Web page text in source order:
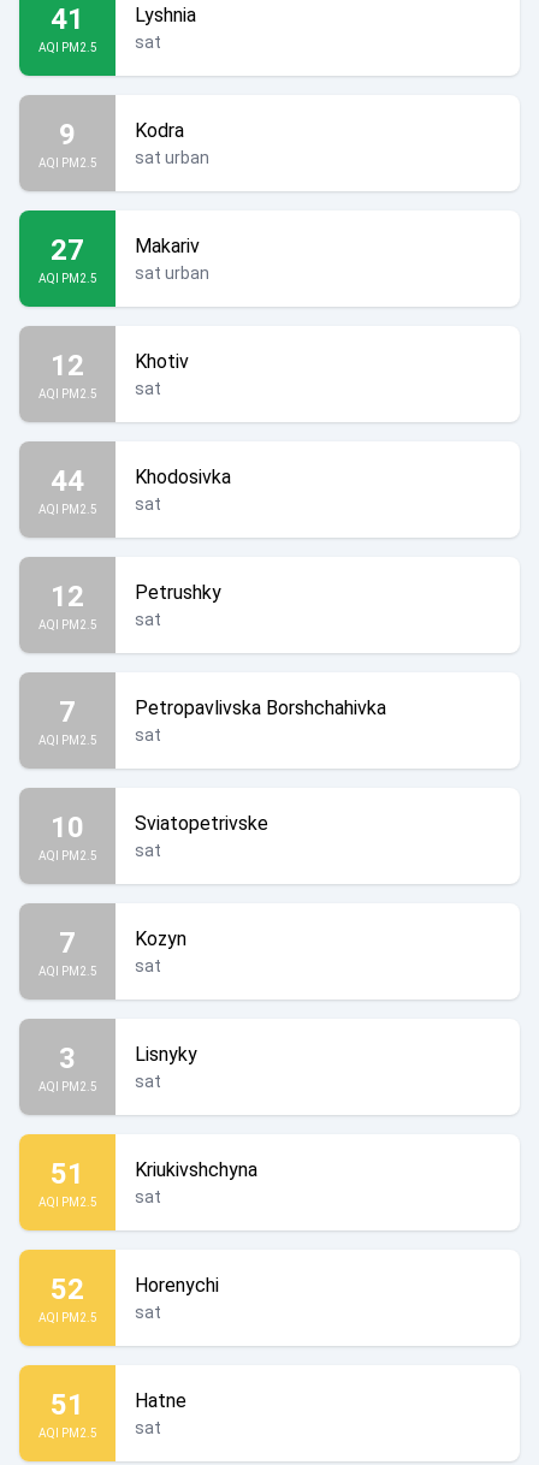
41
AQI PM2.5
Lyshnia
sat
9
AQI PM2.5
Kodra
sat urban
27
AQI PM2.5
Makariv
sat urban
12
AQI PM2.5
Khotiv
sat
44
AQI PM2.5
Khodosivka
sat
12
AQI PM2.5
Petrushky
sat
7
AQI PM2.5
Petropavlivska Borshchahivka
sat
10
AQI PM2.5
Sviatopetrivske
sat
7
AQI PM2.5
Kozyn
sat
3
AQI PM2.5
Lisnyky
sat
51
AQI PM2.5
Kriukivshchyna
sat
52
AQI PM2.5
Horenychi
sat
51
AQI PM2.5
Hatne
sat